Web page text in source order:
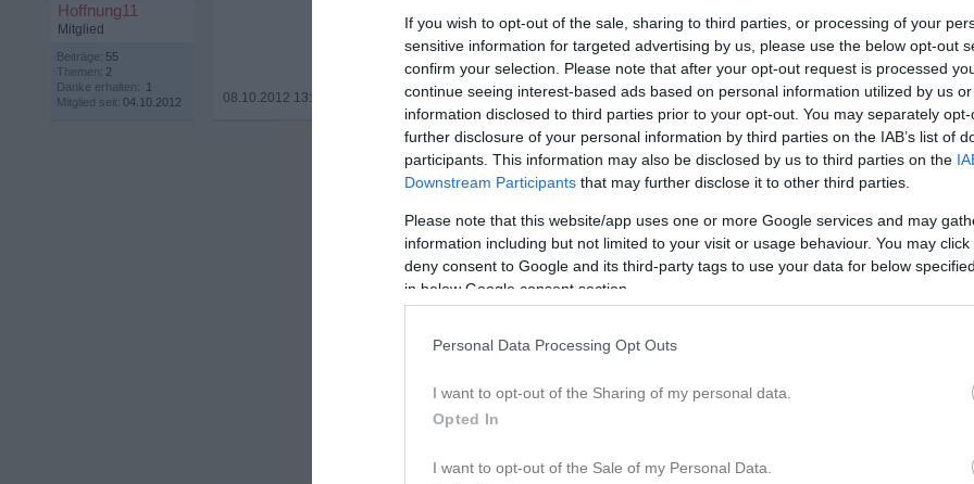
If you wish to opt-out of the sale, sharing to third parties, or processing of your
sensitive information for targeted advertising by us, please use the below opt-out
confirm your selection. Please note that after your opt-out request is processed
continue seeing interest-based ads based on personal information utilized by us
information disclosed to third parties prior to your opt-out. You may separately
further disclosure of your personal information by third parties on the IAB’s list of
participants. This information may also be disclosed by us to third parties on the
Downstream Participants that may further disclose it to other third parties.
Please note that this website/app uses one or more Google services and may
information including but not limited to your visit or usage behaviour. You may
deny consent to Google and its third-party tags to use your data for below
in below Google consent section.
Personal Data Processing Opt Outs
I want to opt-out of the Sharing of my personal data.
Opted In
I want to opt-out of the Sale of my Personal Data.
Hoffnung11
Mitglied
Beiträge: 55
Themen: 2
Danke erhalten: 1
Mitglied seit: 04.10.2012 08.10.2012 13:33